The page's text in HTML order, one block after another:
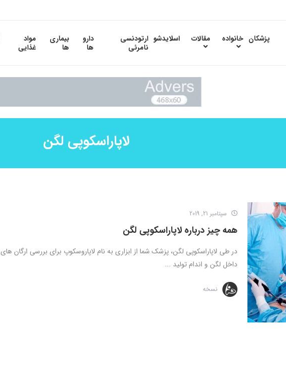
پزشکان خانواده مقالات اسلایدشو ارتودنسی
نامرئی
دارو
ها
بیماری
ها
مواد
غذایی
لاپاراسکوپی لگن
سپتامبر 21, 2019
همه چیز درباره لاپاراسکوپی لگن
در طی لاپاراسکوپی لگن، پزشک شما از ابزاری به نام لاپاروسکوپ برای بررسی ارگان های
داخل لگن و اندام تولید ...
نسخه